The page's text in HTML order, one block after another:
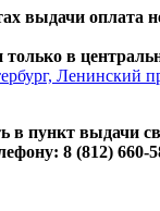
выдачи оплата
в
Ленинский
в пункт выдачи
8 (812) 660-